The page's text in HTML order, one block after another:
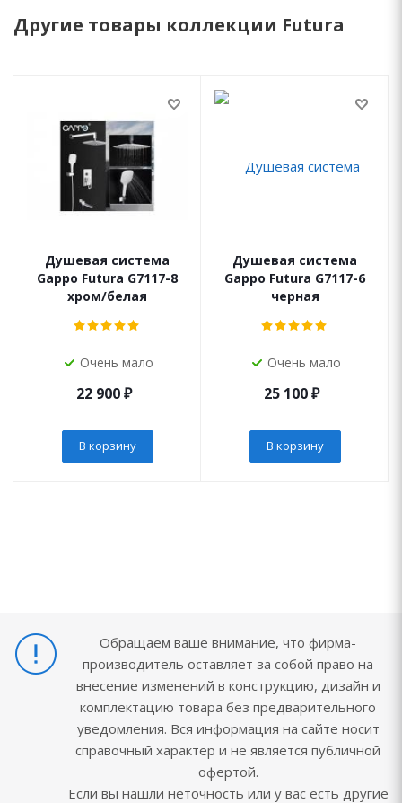
Другие товары коллекции Futura
Душевая система
Gappo Futura G7117-8
хром/белая
Очень мало
22 900₽
В корзину
Душевая система
Gappo Futura G7117-6
черная
Очень мало
25 100₽
В корзину
Обращаем ваше внимание, что фирма-
производитель оставляет за собой право на
внесение изменений в конструкцию, дизайн и
комплектацию товара без предварительного
уведомления. Вся информация на сайте носит
справочный характер и не является публичной
офертой.
Если вы нашли неточность или у вас есть другие